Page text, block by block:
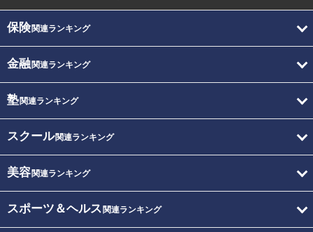
保険関連ランキング
金融関連ランキング
塾関連ランキング
スクール関連ランキング
美容関連ランキング
スポーツ＆ヘルス 関連ランキング